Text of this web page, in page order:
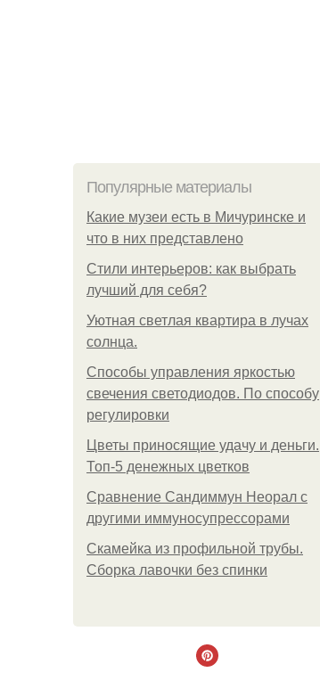
Популярные материалы
Какие музеи есть в Мичуринске и
что в них представлено
Стили интерьеров: как выбрать
лучший для себя?
Уютная светлая квартира в лучах
солнца.
Способы управления яркостью
свечения светодиодов. По способу
регулировки
Цветы приносящие удачу и деньги.
Топ-5 денежных цветков
Сравнение Сандиммун Неорал с
другими иммуносупрессорами
Скамейка из профильной трубы.
Сборка лавочки без спинки